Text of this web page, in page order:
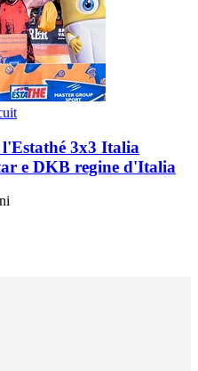
3x3 Italia
e DKB regine d'Italia